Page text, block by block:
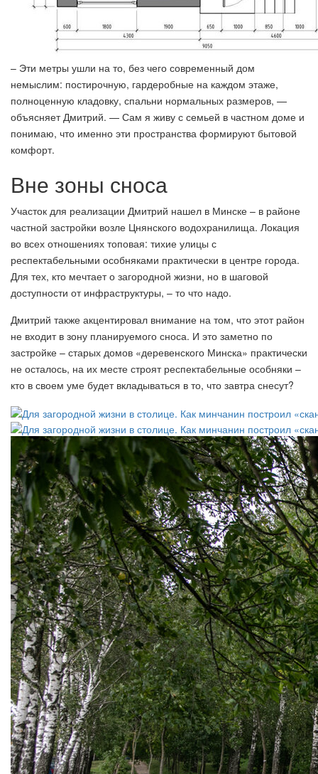
– Эти метры ушли на то, без чего современный дом
немыслим: постирочную, гардеробные на каждом этаже,
полноценную кладовку, спальни нормальных размеров, —
объясняет Дмитрий. — Сам я живу с семьей в частном доме и
понимаю, что именно эти пространства формируют бытовой
комфорт.
Вне зоны сноса
Участок для реализации Дмитрий нашел в Минске – в районе
частной застройки возле Цнянского водохранилища. Локация
во всех отношениях топовая: тихие улицы с
респектабельными особняками практически в центре города.
Для тех, кто мечтает о загородной жизни, но в шаговой
доступности от инфраструктуры, – то что надо.
Дмитрий также акцентировал внимание на том, что этот район
не входит в зону планируемого сноса. И это заметно по
застройке – старых домов «деревенского Минска» практически
не осталось, на их месте строят респектабельные особняки –
кто в своем уме будет вкладываться в то, что завтра снесут?